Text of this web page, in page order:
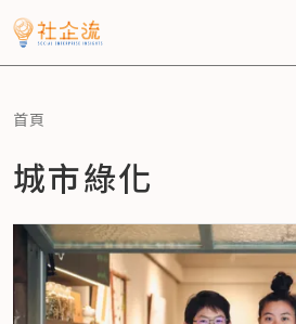
首頁
城市綠化